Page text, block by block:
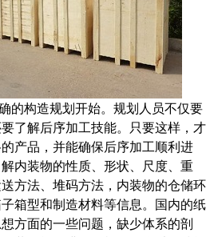
的构造规划开始。规划人员不仅要
了解后序加工技能。只要这样，才
产品，并能确保后序加工顺利进
内装物的性质、形状、尺度、重
方法、堆码方法，内装物的仓储环
箱型和制造材料等信息。国内的纸
方面的一些问题，缺少体系的剖